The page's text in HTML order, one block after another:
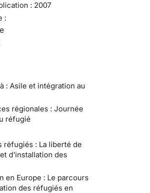
: 2007
:
: Asile et intégration au
régionales : Journée
réfugié
réfugiés : La liberté de
d'installation des
en Europe : Le parcours
des réfugiés en